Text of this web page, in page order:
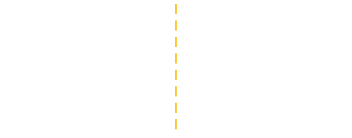
|
|
|
|
|
|
|
|